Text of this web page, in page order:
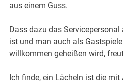
aus einem Guss.
Dass dazu das
ist und man auch als
willkommen geheißen wird,
Ich finde, ein Lächeln ist die